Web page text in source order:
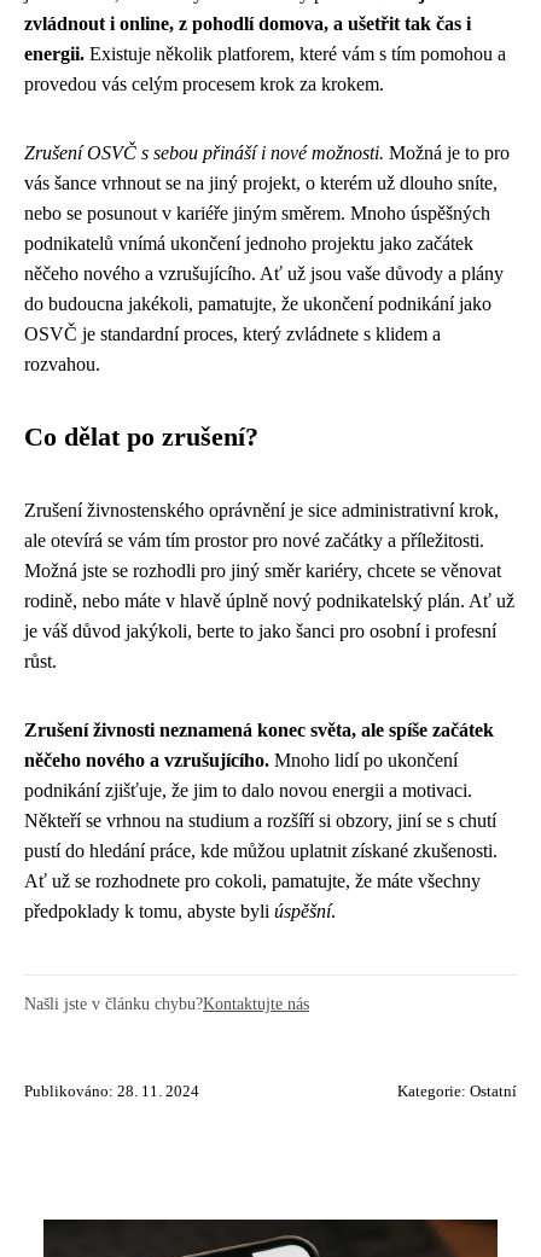
zvládnout i online, z pohodlí domova, a ušetřit tak čas i
energii. Existuje několik platforem, které vám s tím pomohou a
provedou vás celým procesem krok za krokem.
Zrušení OSVČ s sebou přináší i nové možnosti. Možná je to pro
vás šance vrhnout se na jiný projekt, o kterém už dlouho sníte,
nebo se posunout v kariéře jiným směrem. Mnoho úspěšných
podnikatelů vnímá ukončení jednoho projektu jako začátek
něčeho nového a vzrušujícího. Ať už jsou vaše důvody a plány
do budoucna jakékoli, pamatujte, že ukončení podnikání jako
OSVČ je standardní proces, který zvládnete s klidem a
rozvahou.
Co dělat po zrušení?
Zrušení živnostenského oprávnění je sice administrativní krok,
ale otevírá se vám tím prostor pro nové začátky a příležitosti.
Možná jste se rozhodli pro jiný směr kariéry, chcete se věnovat
rodině, nebo máte v hlavě úplně nový podnikatelský plán. Ať už
je váš důvod jakýkoli, berte to jako šanci pro osobní i profesní
růst.
Zrušení živnosti neznamená konec světa, ale spíše začátek
něčeho nového a vzrušujícího. Mnoho lidí po ukončení
podnikání zjišťuje, že jim to dalo novou energii a motivaci.
Někteří se vrhnou na studium a rozšíří si obzory, jiní se s chutí
pustí do hledání práce, kde můžou uplatnit získané zkušenosti.
Ať už se rozhodnete pro cokoli, pamatujte, že máte všechny
předpoklady k tomu, abyste byli úspěšní.
Našli jste v článku chybu?Kontaktujte nás
Publikováno: 28. 11. 2024 Kategorie: Ostatní